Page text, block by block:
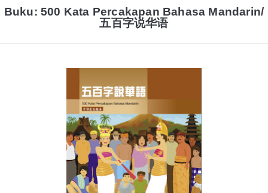
Buku: 500 Kata Percakapan Bahasa Mandarin/
五百字说华语